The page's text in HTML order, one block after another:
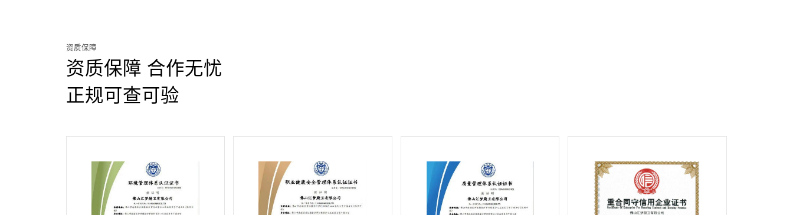
资质保障
资质保障 合作无忧
正规可查可验